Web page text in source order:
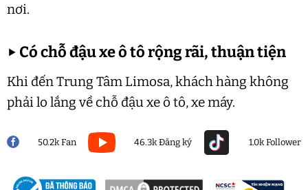
nơi.
▶ Có chỗ đậu xe ô tô rộng rãi, thuận tiện
Khi đến Trung Tâm Limosa, khách hàng không
phải lo lắng về chỗ đậu xe ô tô, xe máy.
50.2k Fan 46.3k Đăng ký 1.0k Follower